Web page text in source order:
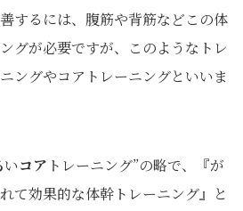
するには、腹筋や背筋などこの体
グが必要ですが、このようなトレ
ングやコアトレーニングといいま
いコア トレーニング”の略で、『が
て効果的な体幹トレーニング』と